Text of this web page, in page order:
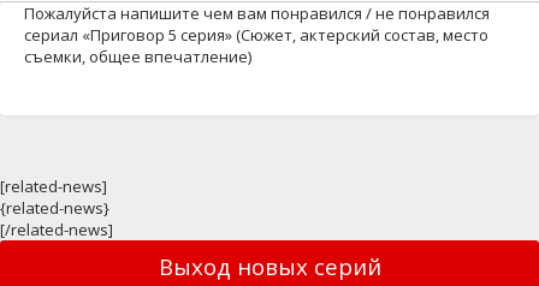
Пожалуйста напишите чем вам понравился / не понравился
сериал «Приговор 5 серия» (Сюжет, актерский состав, место
съемки, общее впечатление)
[related-news]
{related-news}
[/related-news]
Выход новых серий